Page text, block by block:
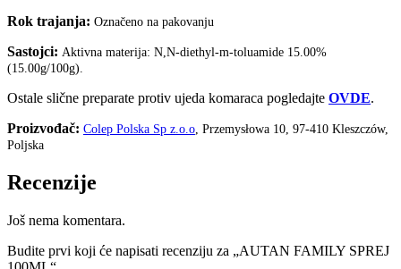
Rok trajanja: Označeno na pakovanju
Sastojci: Aktivna materija: N,N-diethyl-m-toluamide 15.00%
(15.00g/100g).
Ostale slične preparate protiv ujeda komaraca pogledajte OVDE.
Proizvođač: Colep Polska Sp z.o.o, Przemysłowa 10, 97-410 Kleszczów,
Poljska
Recenzije
Još nema komentara.
Budite prvi koji će napisati recenziju za „AUTAN FAMILY SPREJ